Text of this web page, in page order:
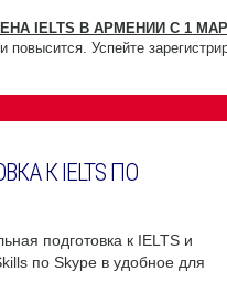
IELTS В АРМЕНИИ С 1
Успейте
К IELTS ПО
подготовка к IELTS и
по Skype в удобное для